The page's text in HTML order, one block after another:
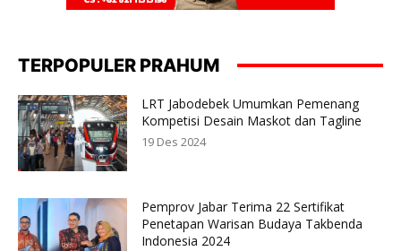
TERPOPULER PRAHUM
LRT Jabodebek Umumkan Pemenang
Kompetisi Desain Maskot dan Tagline
19 Des 2024
Pemprov Jabar Terima 22 Sertifikat
Penetapan Warisan Budaya Takbenda
Indonesia 2024